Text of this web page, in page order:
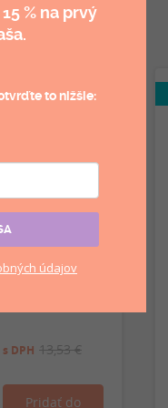
Action Pink
s DPH 13,53 €
%na prvý
to nižšie:
údajov